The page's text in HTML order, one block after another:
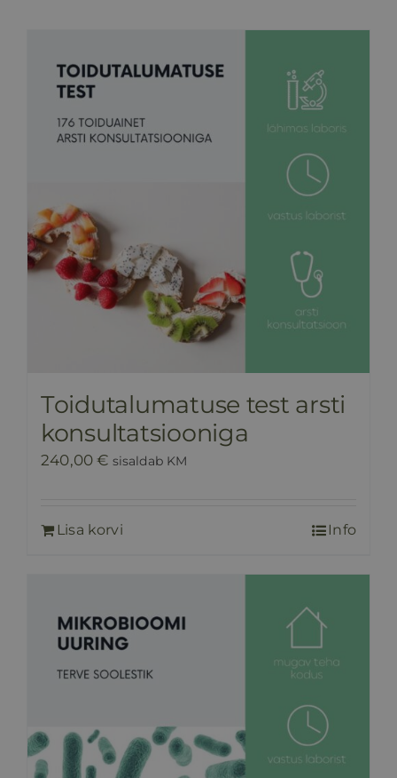
HINNAKIRI
E-POOD
KKK
Toidutalumatuse test arsti
konsultatsiooniga
240,00€ sisaldab KM
Lisa korvi Info